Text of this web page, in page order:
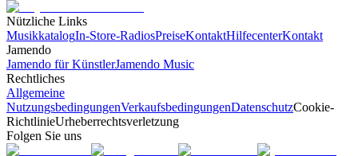
Nützliche Links
MusikkatalogIn-Store-RadiosPreiseKontaktHilfecenterKontakt
Jamendo
Jamendo für KünstlerJamendo Music
Rechtliches
Allgemeine
NutzungsbedingungenVerkaufsbedingungenDatenschutzCookie-
RichtlinieUrheberrechtsverletzung
Folgen Sie uns